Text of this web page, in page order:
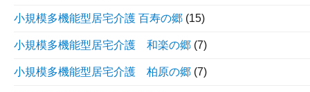
小規模多機能型居宅介護 百寿の郷 (15)
小規模多機能型居宅介護 和楽の郷 (7)
小規模多機能型居宅介護 柏原の郷 (7)